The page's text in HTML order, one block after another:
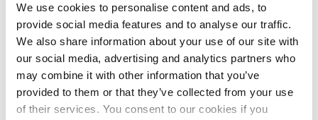
We use cookies to personalise content and ads, to
provide social media features and to analyse our traffic.
We also share information about your use of our site with
our social media, advertising and analytics partners who
may combine it with other information that you’ve
provided to them or that they’ve collected from your use
of their services. You consent to our cookies if you
Voldoen aan overheidsdoelstellingen
voor het aanpakken van
klimaatverandering
Onze duurzaamheidswaarde